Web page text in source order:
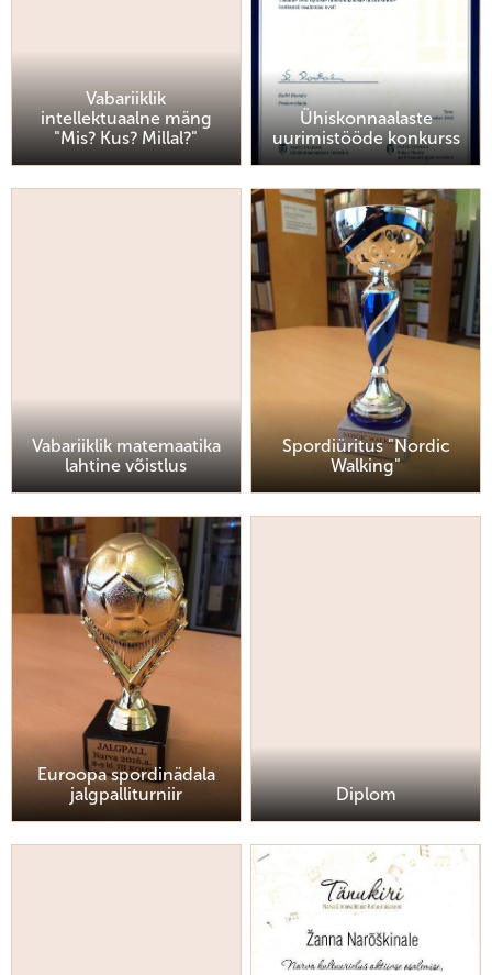
Vabariiklik
intellektuaalne mäng
"Mis? Kus? Millal?"
Ühiskonnaalaste
uurimistööde konkurss
Vabariiklik matemaatika
lahtine võistlus
Spordiüritus "Nordic
Walking"
Euroopa spordinädala
jalgpalliturniir
Diplom